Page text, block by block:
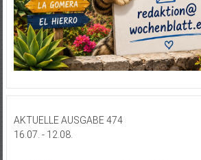
AKTUELLE AUSGABE 474
16.07. - 12.08.